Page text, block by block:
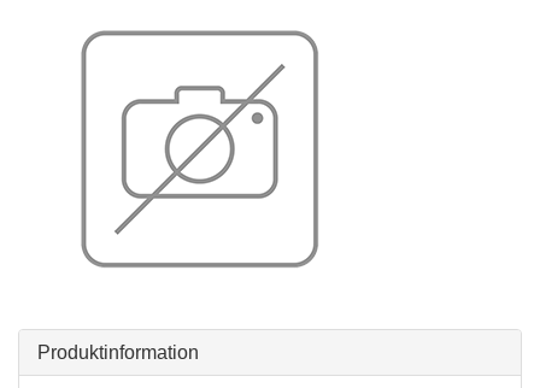
Produktinformation